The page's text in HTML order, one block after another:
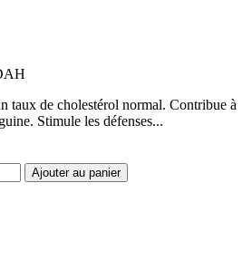
taux de cholestérol normal. Contribue à
Stimule les défenses...
Ajouter au panier